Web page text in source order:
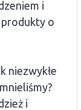
i
produkty o
niezwykłe
i